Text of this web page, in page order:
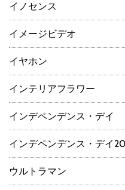
イノセンス
イメージビデオ
イヤホン
インテリアフラワー
インデペンデンス・デイ
インデペンデンス・デイ
ウルトラマン